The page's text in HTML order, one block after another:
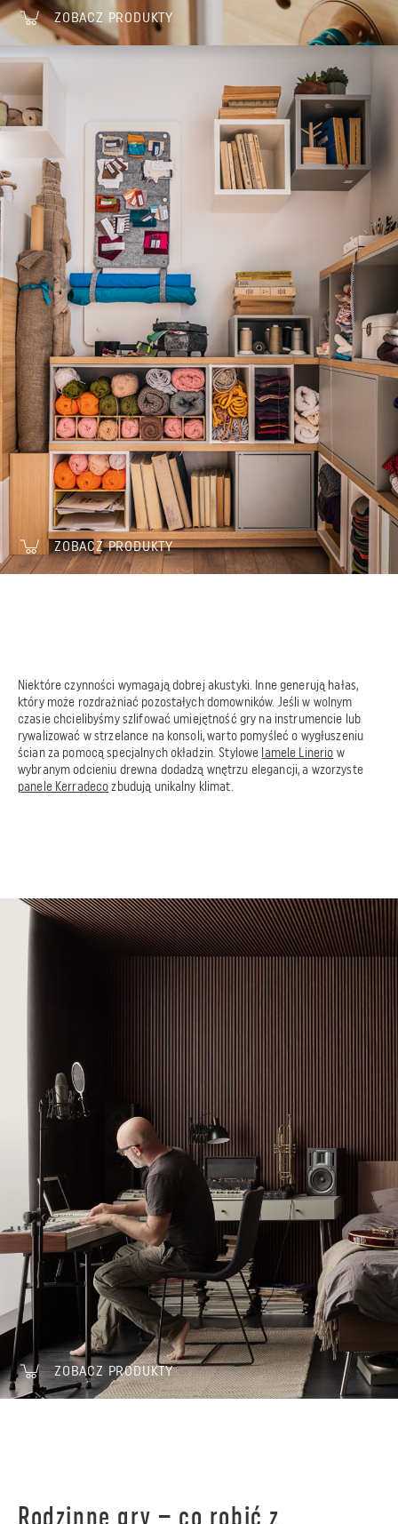
ZOBACZ PRODUKTY
ZOBACZ PRODUKTY
Niektóre czynności wymagają dobrej akustyki. Inne generują hałas,
który może rozdrażniać pozostałych domowników. Jeśli w wolnym
czasie chcielibyśmy szlifować umiejętność gry na instrumencie lub
rywalizować w strzelance na konsoli, warto pomyśleć o wygłuszeniu
ścian za pomocą specjalnych okładzin. Stylowe lamele Linerio w
wybranym odcieniu drewna dodadzą wnętrzu elegancji, a wzorzyste
panele Kerradecozbudują unikalny klimat.
ZOBACZ PRODUKTY
Rodzinne gry – co robić z